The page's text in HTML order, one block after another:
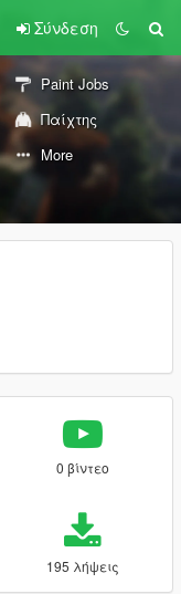
Σύνδεση
Paint Jobs
Παίχτης
More
0 βίντεο
195 λήψεις